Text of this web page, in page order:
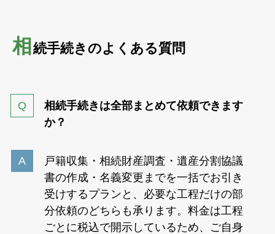
相 続手続きのよくある質問
相続手続きは全部まとめて依頼できます
か？
戸籍収集・相続財産調査・遺産分割協議
書の作成・名義変更までを一括でお引き
受けするプランと、必要な工程だけの部
分依頼のどちらも承ります。料金は工程
ごとに税込で開示しているため、ご自身